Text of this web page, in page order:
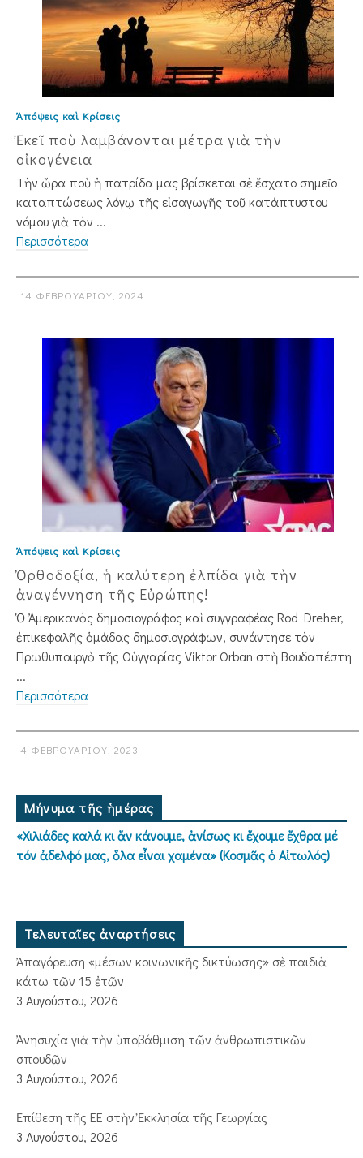
Ἀπόψεις καὶ Κρίσεις
Ἐκεῖ ποὺ λαμβάνονται μέτρα γιὰ τὴν
οἰκογένεια
Τὴν ὥρα ποὺ ἡ πατρίδα μας βρίσκεται σὲ ἔσχατο σημεῖο
καταπτώσεως λόγῳ τῆς εἰσαγωγῆς τοῦ κατάπτυστου
νόμου γιὰ τὸν ...
Περισσότερα
14 ΦΕΒΡΟΥΑΡΊΟΥ, 2024
Ἀπόψεις καὶ Κρίσεις
Ὀρθοδοξία, ἡ καλύτερη ἐλπίδα γιὰ τὴν
ἀναγέννηση τῆς Εὐρώπης!
Ὁ Ἀμερικανὸς δημοσιογράφος καὶ συγγραφέας Rod Dreher,
ἐπικεφαλῆς ὁμάδας δημοσιογράφων, συνάντησε τὸν
Πρωθυ­πουρ­γὸ τῆς Οὑγγαρίας Viktor Orban στὴ Βουδαπέστη
...
Περισσότερα
4 ΦΕΒΡΟΥΑΡΊΟΥ, 2023
Μήνυμα τῆς ἡμέρας
«Χιλιάδες καλά κι ἄν κάνουμε, ἀνίσως κι ἔχουμε ἔχθρα μέ
τόν ἀδελφό μας, ὅλα εἶναι χαμένα» (Κοσμᾶς ὁ Αἰτωλός)
Τελευταῖες ἀναρτήσεις
Ἀπαγόρευση «μέσων κοινωνικῆς δικτύωσης» σὲ παιδιὰ
κάτω τῶν 15 ἐτῶν
3 Αυγούστου, 2026
Ἀνησυχία γιὰ τὴν ὑποβάθμιση τῶν ἀνθρωπιστικῶν
σπουδῶν
3 Αυγούστου, 2026
Ἐπίθεση τῆς ΕΕ στὴν Ἐκκλησία τῆς Γεωργίας
3 Αυγούστου, 2026